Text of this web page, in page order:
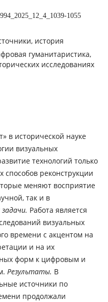
1055
история
гуманитаристика,
исследованиях
в исторической науке
визуальных
технологий только
способов реконструкции
меняют восприятие
так и в
Работа является
визуальных
времени с акцентом на
и на их
форм к цифровым и
Результаты. В
источники по
продолжали